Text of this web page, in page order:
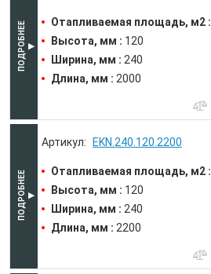
Отапливаемая площадь, м2 :
Высота, мм : 120
Ширина, мм : 240
Длина, мм : 2000
EKN.240.120.2200
Отапливаемая площадь, м2 :
Высота, мм : 120
Ширина, мм : 240
Длина, мм : 2200